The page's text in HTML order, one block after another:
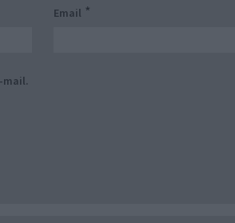
Email *
mail.